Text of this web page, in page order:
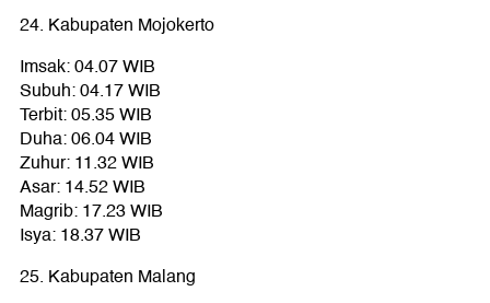
24. Kabupaten Mojokerto
Imsak: 04.07 WIB
Subuh: 04.17 WIB
Terbit: 05.35 WIB
Duha: 06.04 WIB
Zuhur: 11.32 WIB
Asar: 14.52 WIB
Magrib: 17.23 WIB
Isya: 18.37 WIB
25. Kabupaten Malang